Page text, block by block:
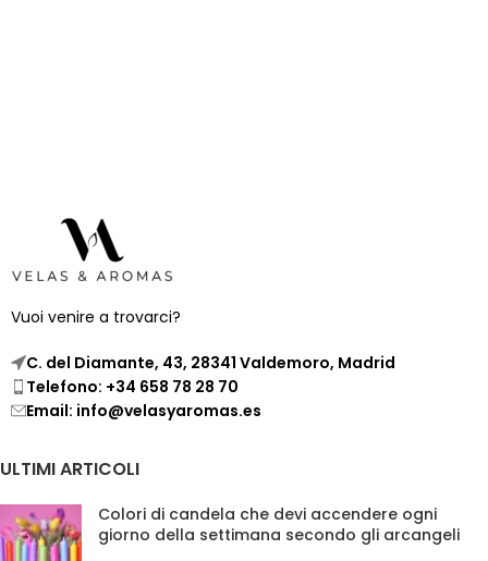
Vuoi venire a trovarci?
C. del Diamante, 43, 28341 Valdemoro, Madrid
Telefono: +34 658 78 28 70
Email: info@velasyaromas.es
ULTIMI ARTICOLI
Colori di candela che devi accendere ogni
giorno della settimana secondo gli arcangeli